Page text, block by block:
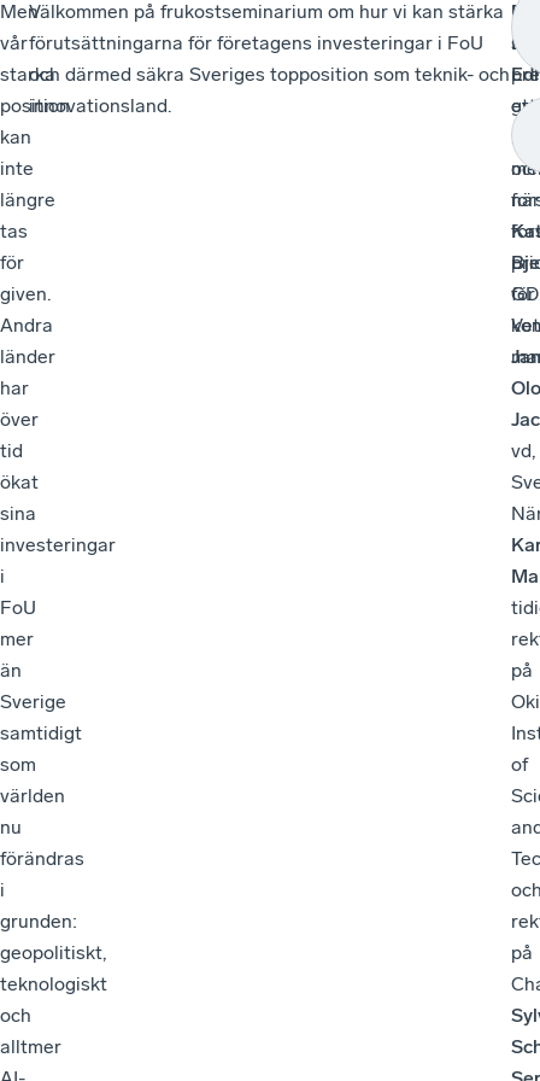
Men
vår
starka
position
kan
inte
längre
tas
för
given.
Andra
länder
har
över
tid
ökat
sina
investeringar
i
FoU
mer
än
Sverige
samtidigt
som
världen
nu
förändras
i
grunden:
geopolitiskt,
teknologiskt
och
alltmer
Välkommen på frukostseminarium om hur vi kan stärka
förutsättningarna för företagens investeringar i FoU
och därmed säkra Sveriges topposition som teknik- och
innovationsland.
På
ett
för
vd,
på
of
på